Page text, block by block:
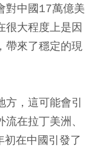
對中國17萬億美
很大程度上是因
帶來了穩定的現
方，這可能會引
在拉丁美洲、
在中國引發了